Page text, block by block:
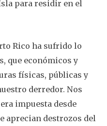
para residir en el
Rico ha sufrido lo
que económicos y
físicas, públicas y
derredor. Nos
impuesta desde
aprecian destrozos del